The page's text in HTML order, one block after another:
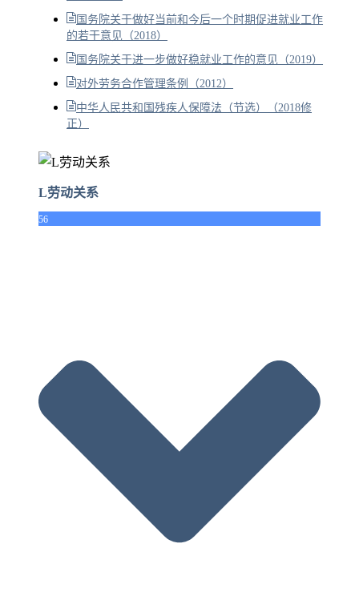
国务院关于做好当前和今后一个时期促进就业工作
的若干意见（2018）
国务院关于进一步做好稳就业工作的意见（2019）
对外劳务合作管理条例（2012）
中华人民共和国残疾人保障法（节选）（2018修
正）
L劳动关系
56